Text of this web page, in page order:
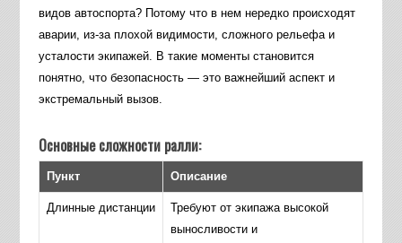
видов автоспорта? Потому что в нем нередко происходят
аварии, из-за плохой видимости, сложного рельефа и
усталости экипажей. В такие моменты становится
понятно, что безопасность — это важнейший аспект и
экстремальный вызов.
Основные сложности ралли:
Пункт Описание
Длинные дистанции
Требуют от экипажа высокой
выносливости и